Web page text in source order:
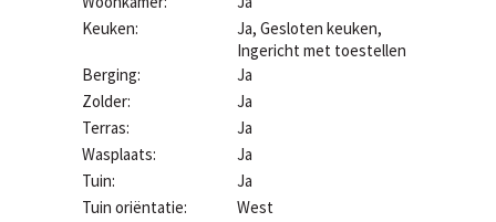
Keuken:
Ja, Gesloten keuken,
Ingericht met toestellen
Berging:
Ja
Zolder:
Ja
Terras:
Ja
Wasplaats:
Ja
Tuin:
Ja
Tuin oriëntatie:
West